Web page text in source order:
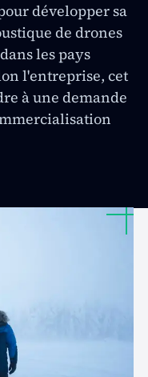
développer sa
de drones
les pays
l'entreprise, cet
à une demande